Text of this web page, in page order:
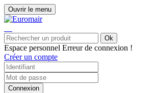
Ouvrir le menu
Ok
Espace personnel Erreur de connexion !
Créer un compte
Connexion